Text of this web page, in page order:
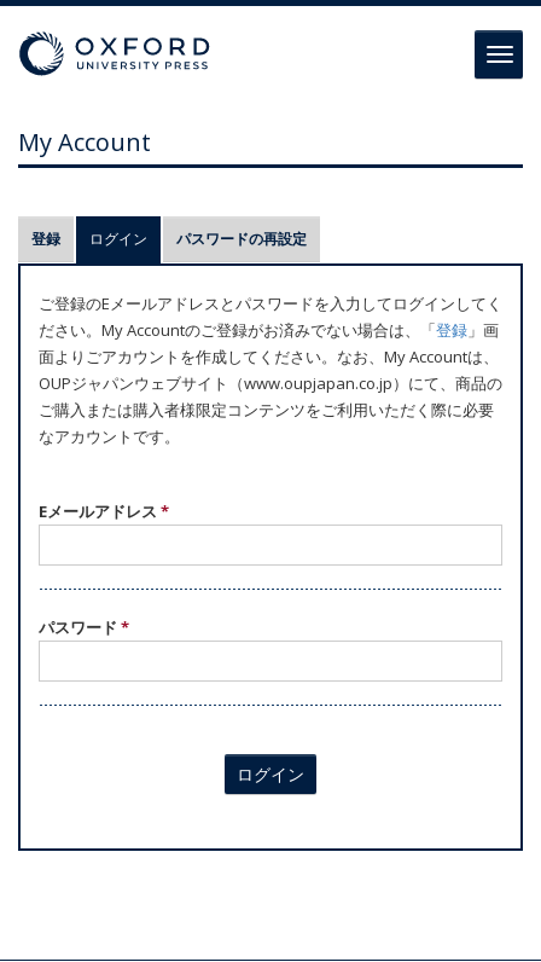
My Account
プ
ラ
マ
リ
ー
タ
ブ
登録 ログイン (アクティブなタブ)
パスワードの再設定
ご登録のEメールアドレスとパスワードを入力してログインしてく
ださい。My Accountのご登録がお済みでない場合は、「登録 」画
面よりごアカウントを作成してください。なお、My Accountは、
OUPジャパンウェブサイト（www.oupjapan.co.jp）にて、商品の
ご購入または購入者様限定コンテンツをご利用いただく際に必要
なアカウントです。
Eメールアドレス *
パスワード *
ログイン